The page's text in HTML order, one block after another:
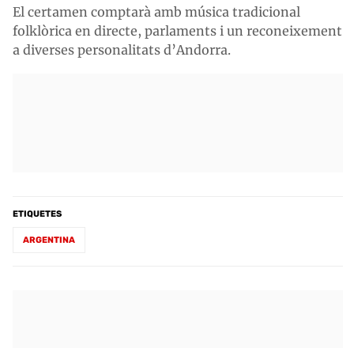
El certamen comptarà amb música tradicional
folklòrica en directe, parlaments i un reconeixement
a diverses personalitats d’Andorra.
ETIQUETES
ARGENTINA